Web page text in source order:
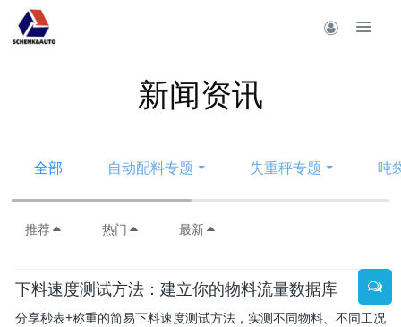
新闻资讯
全部 自动配料专题 失重秤专题 吨
推荐 热门 最新
下料速度测试方法：建立你的物料流量数据库
分享秒表+称重的简易下料速度测试方法，实测不同物料、不同工况